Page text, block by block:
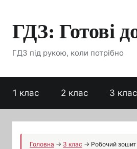
вмістуГДЗ: Готові
ГДЗ під рукою, коли потрібно
1 клас 2 клас 3 клас
Головна → 3 клас → Робочий